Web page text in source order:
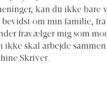
kan du ikke bare
om min familie,
fravælger mig som
skal arbejde
Skriver.